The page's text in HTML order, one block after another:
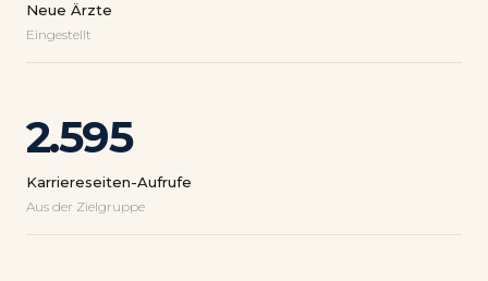
Neue Ärzte
Eingestellt
2.595
Karriereseiten-Aufrufe
Aus der Zielgruppe